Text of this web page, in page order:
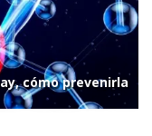
cómo prevenirla